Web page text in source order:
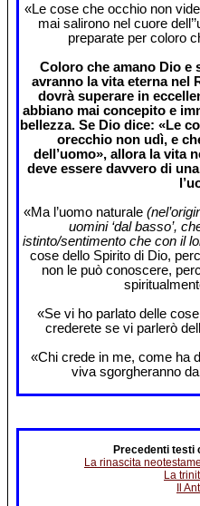
«Le cose che occhio non
mai salirono nel cuore
preparate per coloro
Coloro che amano Dio e
avranno la vita eterna nel
dovrà superare in
abbiano mai concepito e
bellezza. Se Dio dice: «Le
orecchio non udì, e
dell’uomo», allora la vita
deve essere davvero di
«Ma l’uomo naturale
uomini ‘dal basso’,
istinto/sentimento che con il
cose dello Spirito di Dio,
non le può conoscere,
«Se vi ho parlato delle
crederete se vi parlerò
«Chi crede in me, come ha
viva sgorgheranno
Precedenti testi
La rinascita
La
Il